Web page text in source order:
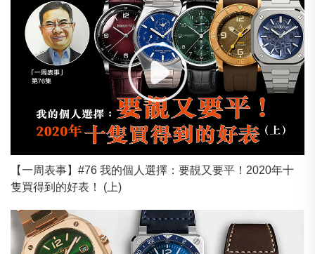
【一周表事】#76 我的個人選擇：要靚又要平！2020年十
隻買得到的好表！ (上)